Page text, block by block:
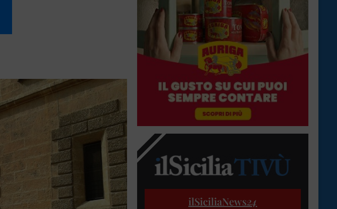
ilSiciliaNews24